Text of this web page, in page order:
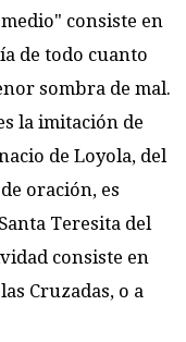
consiste en
de todo cuanto
sombra de mal.
la imitación de
de Loyola, del
oración, es
Teresita del
consiste en
Cruzadas, o a